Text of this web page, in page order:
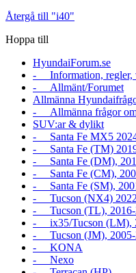
Återgå till "i40"
Hoppa till
HyundaiForum.se
- Information, regler,
- Allmänt/Forumet
Allmänna
- Allmänna frågor om
SUV:ar & dylikt
- Santa Fe MX5
- Santa Fe (TM)
- Santa Fe (DM),
- Santa Fe (CM),
- Santa Fe (SM),
- Tucson (NX4)
- Tucson (TL), 2016-
- ix35/Tucson (LM),
- Tucson (JM), 2005-
- KONA
- Nexo